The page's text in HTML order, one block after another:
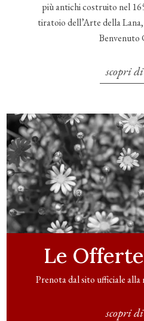
più antichi costruito nel
tiratoio dell’Arte della
Benvenuto
scopri
Le
Prenota dal sito ufficiale
scopri